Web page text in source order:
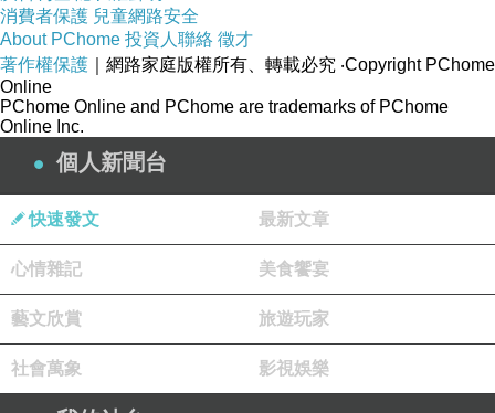
消費者保護 兒童網路安全
About PChome 投資人聯絡 徵才
著作權保護 ｜網路家庭版權所有、轉載必究 ‧Copyright PChome
Online
PChome Online and PChome are trademarks of PChome
Online Inc.
個人新聞台
快速發文 最新文章
心情雜記 美食饗宴
藝文欣賞 旅遊玩家
社會萬象 影視娛樂